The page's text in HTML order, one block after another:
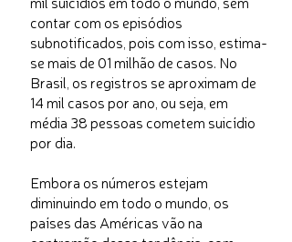
contar com os episódios
subnotificados, pois com isso, estima-
se mais de 01 milhão de casos. No
Brasil, os registros se aproximam de
14 mil casos por ano, ou seja, em
média 38 pessoas cometem suicídio
por dia.
Embora os números estejam
diminuindo em todo o mundo, os
países das Américas vão na